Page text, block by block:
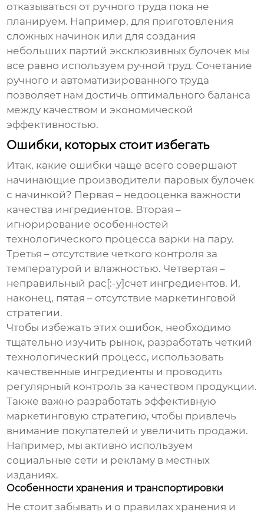
отказываться от ручного труда пока не
планируем. Например, для приготовления
сложных начинок или для создания
небольших партий эксклюзивных булочек мы
все равно используем ручной труд. Сочетание
ручного и автоматизированного труда
позволяет нам достичь оптимального баланса
между качеством и экономической
эффективностью.
Ошибки, которых стоит избегать
Итак, какие ошибки чаще всего совершают
начинающие производители паровых булочек
с начинкой? Первая – недооценка важности
качества ингредиентов. Вторая –
игнорирование особенностей
технологического процесса варки на пару.
Третья – отсутствие четкого контроля за
температурой и влажностью. Четвертая –
неправильный рас[:-у]счет ингредиентов. И,
наконец, пятая – отсутствие маркетинговой
стратегии.
Чтобы избежать этих ошибок, необходимо
тщательно изучить рынок, разработать четкий
технологический процесс, использовать
качественные ингредиенты и проводить
регулярный контроль за качеством продукции.
Также важно разработать эффективную
маркетинговую стратегию, чтобы привлечь
внимание покупателей и увеличить продажи.
Например, мы активно используем
социальные сети и рекламу в местных
изданиях.
Особенности хранения и транспортировки
Не стоит забывать и о правилах хранения и